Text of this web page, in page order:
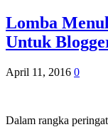
Lomba
Untuk
April 11, 2016 0
Dalam rangka